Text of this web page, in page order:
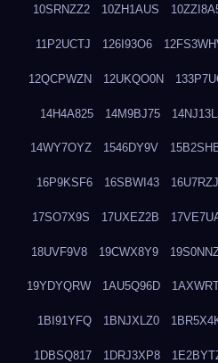
10SRNZZ2 10ZH1AUS
11P2UCTJ 126I93O6
12QCPWZN 12UKQO0N
14H4A825 14M9BJ75
14WY7OYZ 1546DY9V
16P9KSF6 16SBWI43
17SO7X9S 17UXEZ2B
18UVF9V8 19CWX8Y9
19YDYQRW 1AU5Q96D
1BI91YFQ 1BNJXLZ0
1DBSQ817 1DRJ3XP8